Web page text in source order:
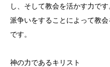
し、そして教会を活かす力で
派争いをすることによって教
です。
神の力であるキリスト